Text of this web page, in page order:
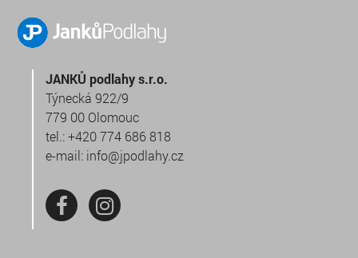
JANKŮ podlahy s.r.o.
Týnecká 922/9
779 00 Olomouc
tel.:+420 774 686 818
e-mail: info@jpodlahy.cz